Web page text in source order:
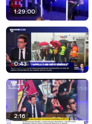
1:29:00
0:43
2:16